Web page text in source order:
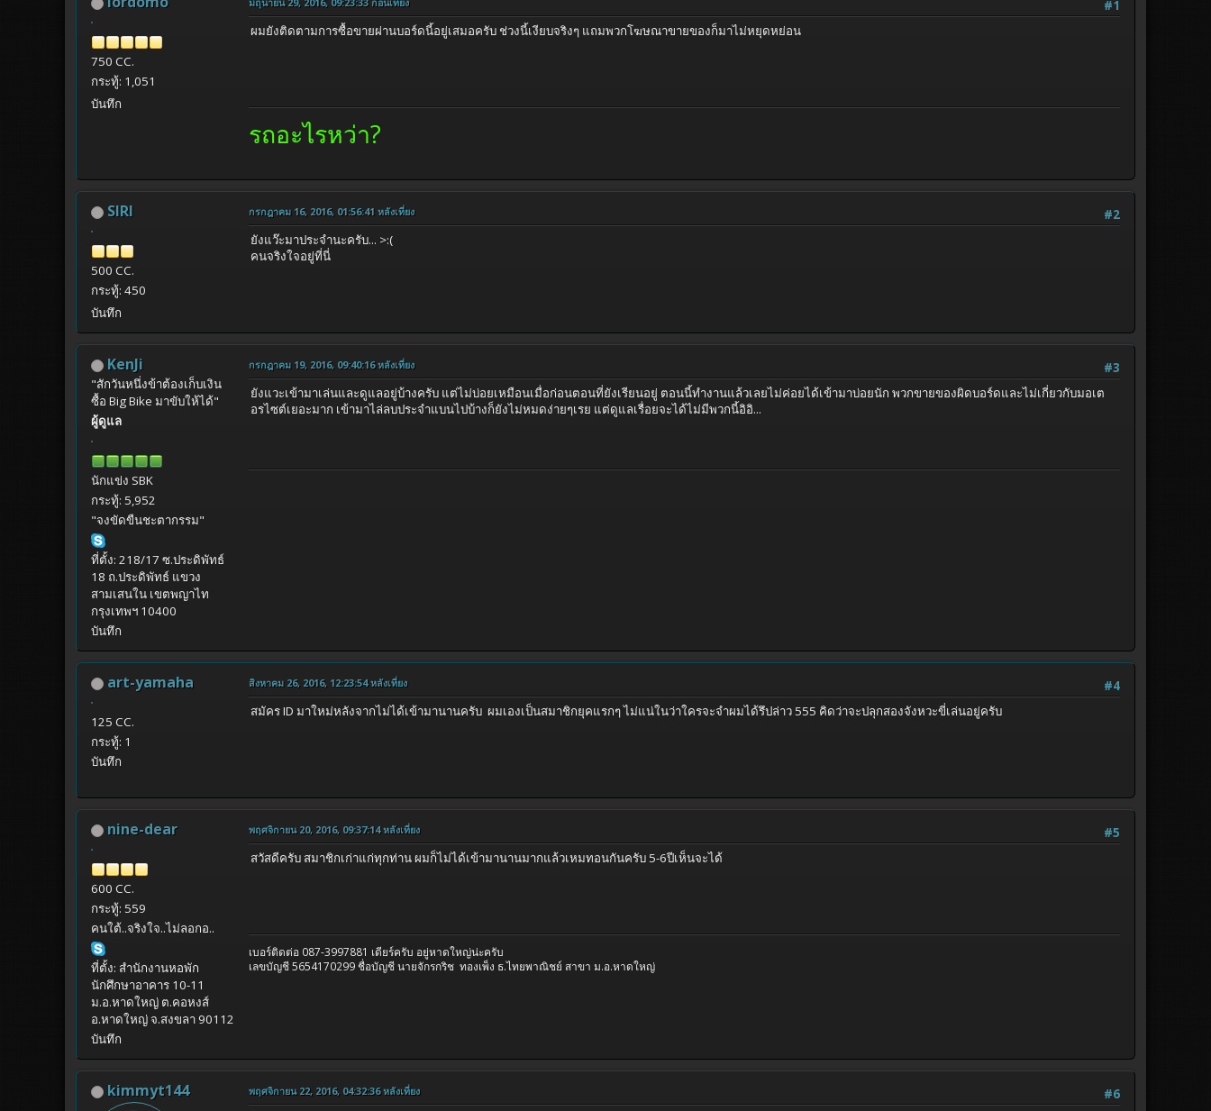
750 CC.
กระทู้: 1,051
บันทึก
#1
ผมยังติดตามการซื้อขายผ่านบอร์ดนี้อยู่เสมอครับ ช่วงนี้เงียบจริงๆ แถมพวกโฆษณาขายของก็มาไม่หยุดหย่อน
รถอะไรหว่า?
SIRI
500 CC.
กระทู้: 450
บันทึก
#2
กรกฎาคม 16, 2016, 01:56:41 หลังเที่ยง
ยังแว๊ะมาประจำนะครับ... >:(
คนจริงใจอยู่ที่นี่
KenJi
"สักวันหนึ่งข้าต้องเก็บเงิน
ซื้อ Big Bike มาขับให้ได้"
ผู้ดูแล
นักแข่ง SBK
กระทู้: 5,952
"จงขัดขืนชะตากรรม"
ที่ตั้ง: 218/17 ซ.ประดิพัทธ์
18 ถ.ประดิพัทธ์ แขวง
สามเสนใน เขตพญาไท
กรุงเทพฯ 10400
บันทึก
#3
กรกฎาคม 19, 2016, 09:40:16 หลังเที่ยง
ยังแวะเข้ามาเล่นและดูแลอยู่บ้างครับ แต่ไม่บ่อยเหมือนเมื่อก่อนตอนที่ยังเรียนอยู่ ตอนนี้ทำงานแล้วเลยไม่ค่อยได้เข้ามาบ่อยนัก พวกขายของผิดบอร์ดและไม่เกี่ยวกับมอเต
อรไซต์เยอะมาก เข้ามาไล่ลบประจำแบนไปบ้างก็ยังไม่หมดง่ายๆเรย แต่ดูแลเรื่อยจะได้ไม่มีพวกนี้อิอิ...
art-yamaha
125 CC.
กระทู้: 1
บันทึก
#4
สิงหาคม 26, 2016, 12:23:54 หลังเที่ยง
สมัคร ID มาใหม่หลังจากไม่ได้เข้ามานานครับ ผมเองเป็นสมาชิกยุคแรกๆ ไม่แน่ในว่าใครจะจำผมได้รึปล่าว 555 คิดว่าจะปลุกสองจังหวะขี่เล่นอยู่ครับ
nine-dear
600 CC.
กระทู้: 559
คนใต้..จริงใจ..ไม่ลอกอ..
ที่ตั้ง: สำนักงานหอพัก
นักศึกษาอาคาร 10-11
ม.อ.หาดใหญ่ ต.คอหงส์
อ.หาดใหญ่ จ.สงขลา 90112
บันทึก
#5
พฤศจิกายน 20, 2016, 09:37:14 หลังเที่ยง
สวัสดีครับ สมาชิกเก่าแก่ทุกท่าน ผมก็ไม่ได้เข้ามานานมากแล้วเหมทอนกันครับ 5-6ปีเห็นจะได้
เบอร์ติดต่อ 087-3997881 เดียร์ครับ อยู่หาดใหญ่น่ะครับ
เลขบัญชี 5654170299 ชื่อบัญชี นายจักรกริช ทองเพ็ง ธ.ไทยพาณิชย์ สาขา ม.อ.หาดใหญ่
kimmyt144 #6
พฤศจิกายน 22, 2016, 04:32:36 หลังเที่ยง